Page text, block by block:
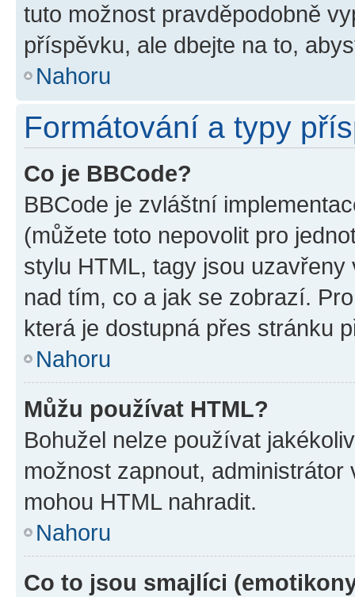
tuto možnost pravděpodobně
příspěvku, ale dbejte na to,
Nahoru
Formátování a typy
Co je BBCode?
BBCode je zvláštní
(můžete toto nepovolit pro
stylu HTML, tagy jsou
nad tím, co a jak se zobrazí.
která je dostupná přes stránku
Nahoru
Můžu používat HTML?
Bohužel nelze používat
možnost zapnout,
mohou HTML nahradit.
Nahoru
Co to jsou smajlíci